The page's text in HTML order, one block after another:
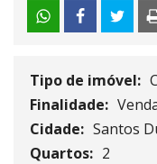
Tipo de imóvel:
Finalidade:
Cidade: Santos
Quartos: 2